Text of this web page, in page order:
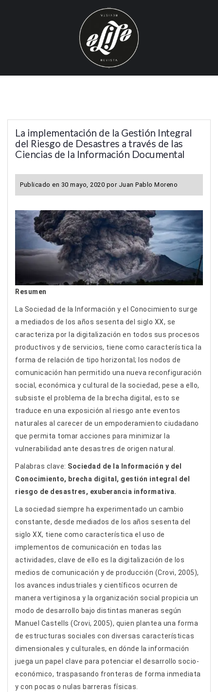
La implementación de la Gestión Integral
del Riesgo de Desastres a través de las
Ciencias de la Información Documental
Publicado en 30 mayo, 2020 por Juan Pablo Moreno
Resumen
La Sociedad de la Información y el Conocimiento surge
a mediados de los años sesenta del siglo XX, se
caracteriza por la digitalización en todos sus procesos
productivos y de servicios, tiene como característica la
forma de relación de tipo horizontal; los nodos de
comunicación han permitido una nueva reconfiguración
social, económica y cultural de la sociedad, pese a ello,
subsiste el problema de la brecha digital, esto se
traduce en una exposición al riesgo ante eventos
naturales al carecer de un empoderamiento ciudadano
que permita tomar acciones para minimizar la
vulnerabilidad ante desastres de origen natural.
Palabras clave: Sociedad de la Información y del
Conocimiento, brecha digital, gestión integral del
riesgo de desastres, exuberancia informativa.
La sociedad siempre ha experimentado un cambio
constante, desde mediados de los años sesenta del
siglo XX, tiene como característica el uso de
implementos de comunicación en todas las
actividades, clave de ello es la digitalización de los
medios de comunicación y de producción (Crovi, 2005),
los avances industriales y científicos ocurren de
manera vertiginosa y la organización social propicia un
modo de desarrollo bajo distintas maneras según
Manuel Castells (Crovi, 2005), quien plantea una forma
de estructuras sociales con diversas características
dimensionales y culturales, en dónde la información
juega un papel clave para potenciar el desarrollo socio-
económico, traspasando fronteras de forma inmediata
y con pocas o nulas barreras físicas.